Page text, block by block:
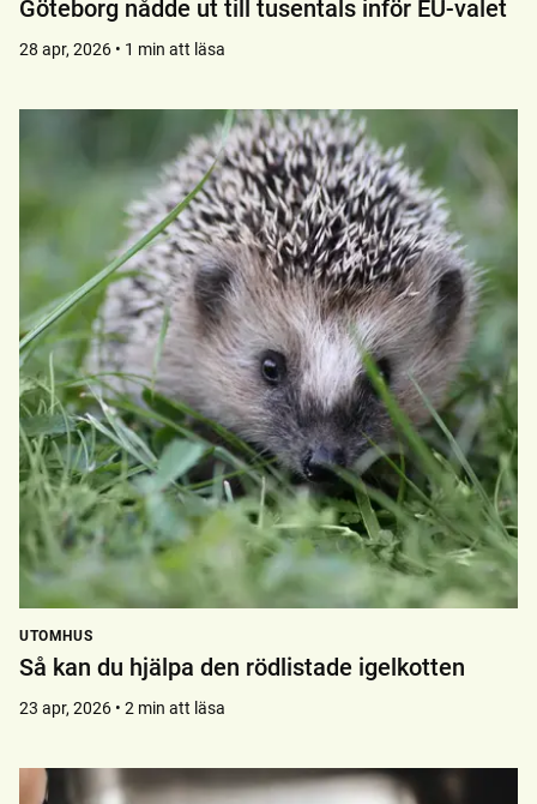
Göteborg nådde ut till tusentals inför EU-valet
28 apr, 2026 • 1 min att läsa
UTOMHUS
Så kan du hjälpa den rödlistade igelkotten
23 apr, 2026 • 2 min att läsa